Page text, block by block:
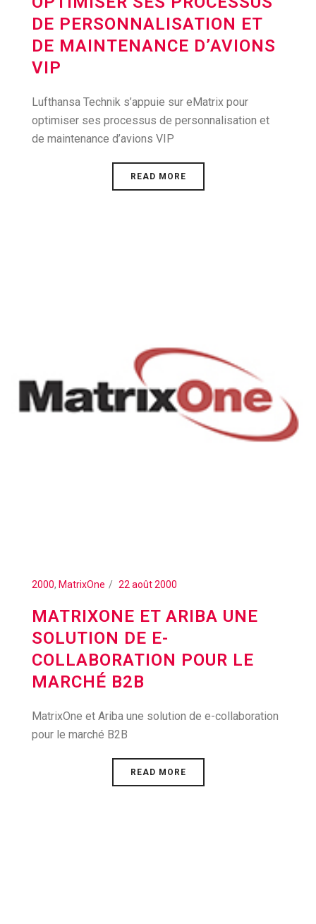
DE PERSONNALISATION ET
DE MAINTENANCE D’AVIONS
VIP
Lufthansa Technik s’appuie sur eMatrix pour
optimiser ses processus de personnalisation et
de maintenance d’avions VIP
READ MORE
2000, MatrixOne 22 août 2000
MATRIXONE ET ARIBA UNE
SOLUTION DE E-
COLLABORATION POUR LE
MARCHÉ B2B
MatrixOne et Ariba une solution de e-collaboration
pour le marché B2B
READ MORE